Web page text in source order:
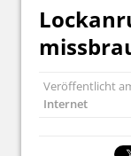
Veröffentlicht
Internet